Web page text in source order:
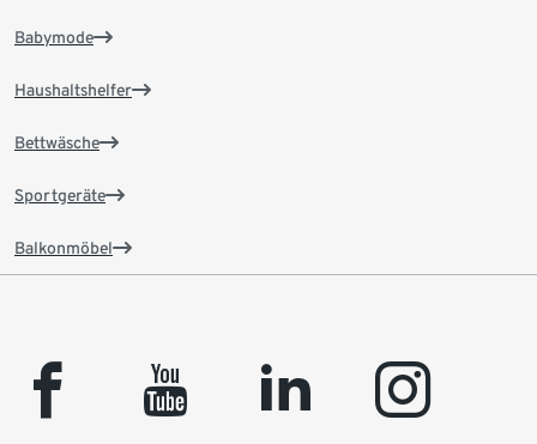
Babymode
Haushaltshelfer
Bettwäsche
Sportgeräte
Balkonmöbel
facebook youtube linkedin instagram